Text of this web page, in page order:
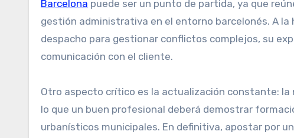
Barcelona puede ser un punto de partida, ya que
gestión administrativa en el entorno barcelonés. A
despacho para gestionar conflictos complejos, su
comunicación con el cliente.
Otro aspecto crítico es la actualización constante:
lo que un buen profesional deberá demostrar
urbanísticos municipales. En definitiva, apostar por